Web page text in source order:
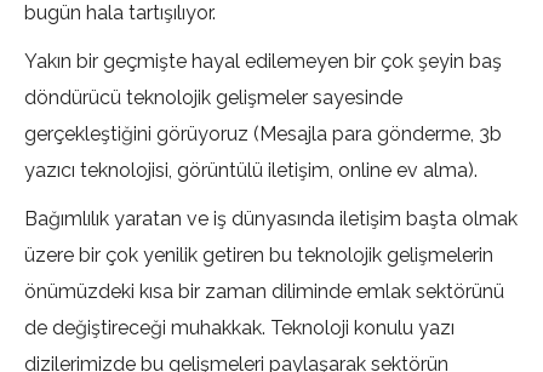
bugün hala tartışılıyor.
Yakın bir geçmişte hayal edilemeyen bir çok şeyin baş
döndürücü teknolojik gelişmeler sayesinde
gerçekleştiğini görüyoruz (Mesajla para gönderme, 3b
yazıcı teknolojisi, görüntülü iletişim, online ev alma).
Bağımlılık yaratan ve iş dünyasında iletişim başta olmak
üzere bir çok yenilik getiren bu teknolojik gelişmelerin
önümüzdeki kısa bir zaman diliminde emlak sektörünü
de değiştireceği muhakkak. Teknoloji konulu yazı
dizilerimizde bu gelişmeleri paylaşarak sektörün